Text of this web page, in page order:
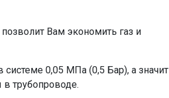
Вам экономить газ и
0,05 МПа (0,5 Бар), а значит
трубопроводе.